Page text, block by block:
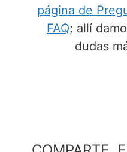
página de
FAQ; allí
dudas